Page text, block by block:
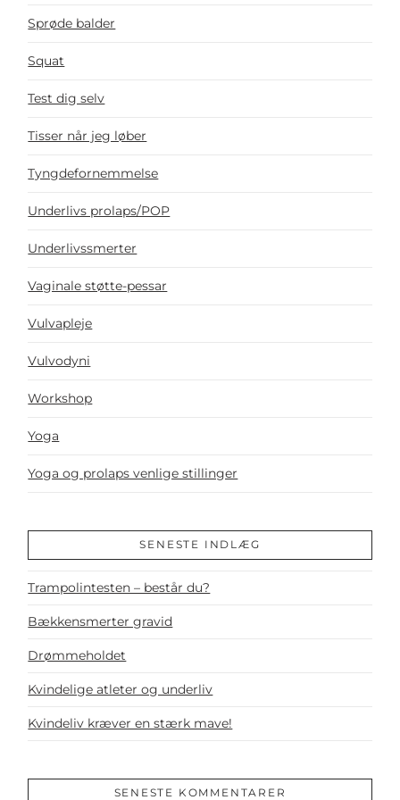
Sprøde balder
Squat
Test dig selv
Tisser når jeg løber
Tyngdefornemmelse
Underlivs prolaps/POP
Underlivssmerter
Vaginale støtte-pessar
Vulvapleje
Vulvodyni
Workshop
Yoga
Yoga og prolaps venlige stillinger
SENESTE INDLÆG
Trampolintesten – består du?
Bækkensmerter gravid
Drømmeholdet
Kvindelige atleter og underliv
Kvindeliv kræver en stærk mave!
SENESTE KOMMENTARER